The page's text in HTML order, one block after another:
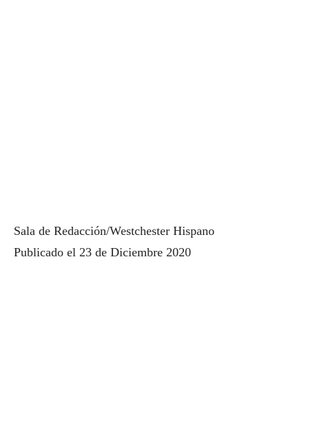
Sala de Redacción/Westchester Hispano
Publicado el 23 de Diciembre 2020